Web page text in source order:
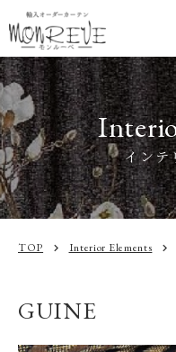
インテ
TOP chevron_right Interior Elements chevron_right
GUINE